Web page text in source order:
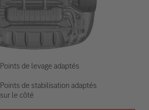
Points de levage adaptés
Points de stabilisation adaptés
sur le côté